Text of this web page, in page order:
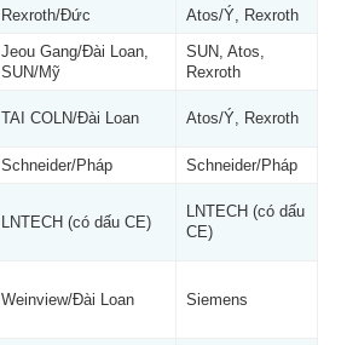
Rexroth/Đức Atos/Ý, Rexroth
Jeou Gang/Đài Loan,
SUN/Mỹ
SUN, Atos,
Rexroth
TAI COLN/Đài Loan Atos/Ý, Rexroth
Schneider/Pháp Schneider/Pháp
LNTECH (có dấu CE)
LNTECH (có dấu
CE)
Weinview/Đài Loan Siemens